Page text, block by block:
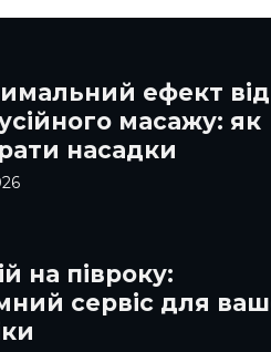
ефект від
масажу: як
насадки
на півроку:
сервіс для